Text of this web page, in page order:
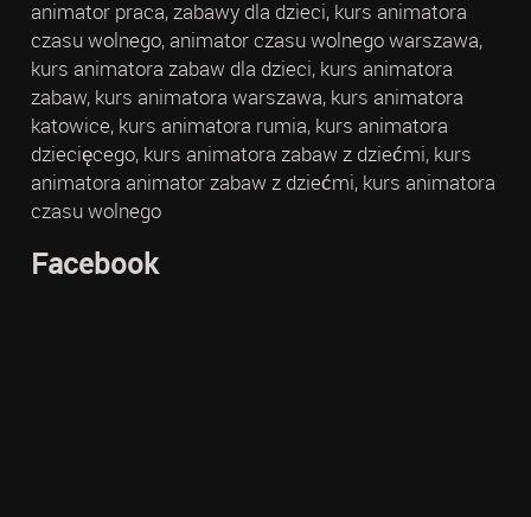
animator praca, zabawy dla dzieci, kurs animatora
czasu wolnego, animator czasu wolnego warszawa,
kurs animatora zabaw dla dzieci, kurs animatora
zabaw, kurs animatora warszawa, kurs animatora
katowice, kurs animatora rumia, kurs animatora
dziecięcego, kurs animatora zabaw z dziećmi, kurs
animatora animator zabaw z dziećmi, kurs animatora
czasu wolnego
Facebook